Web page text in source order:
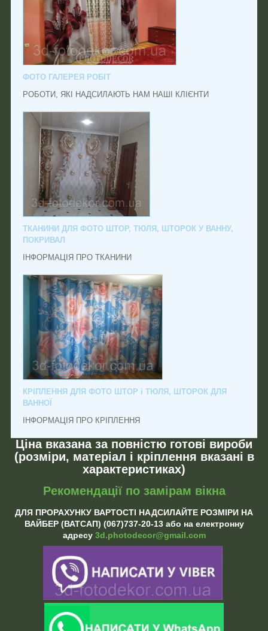
ФОТО ГАЛЕРЕЯ РОБІТ
РОБОТИ, ЯКІ НАДСИЛАЮТЬ НАМ НАШІ КЛІЄНТИ
ТКАНИНИ ДЛЯ ФОТО ШТОР, ТЮЛЯ, ШТОРОК У ВАННУ,
ПОКРИВАЛ
ІНФОРМАЦІЯ ПРО ТКАНИНИ
КРІПЛЕННЯ ДЛЯ ФОТО ШТОР і ТЮЛЯ, ШТОРОК ДЛЯ
ВАННОЇ
ІНФОРМАЦІЯ ПРО КРІПЛЕННЯ
Ціна вказана за повністю готові вироби
(розміри, матеріал і кріплення вказані в
характеристиках)
Рекомендації по замірам вікна
ДЛЯ ПРОРАХУНКУ ВАРТОСТІ НАДСИЛАЙТЕ РОЗМІРИ НА
ВАЙБЕР (ВАТСАП) (067)737-20-13 або на електронну
адресу 3d.photodecor@gmail.com